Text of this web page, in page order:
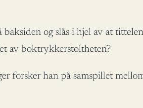
og slås i hjel av at
av boktrykkerstoltheten?
forsker han på samspillet